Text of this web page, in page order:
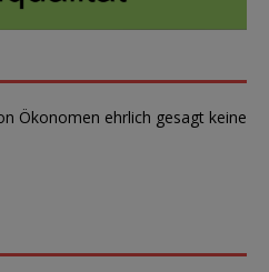
Ökonomen ehrlich gesagt keine